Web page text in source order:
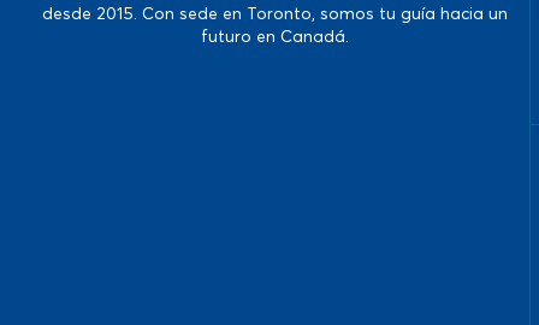
desde 2015. Con sede en Toronto, somos tu guía hacia un
futuro en Canadá.